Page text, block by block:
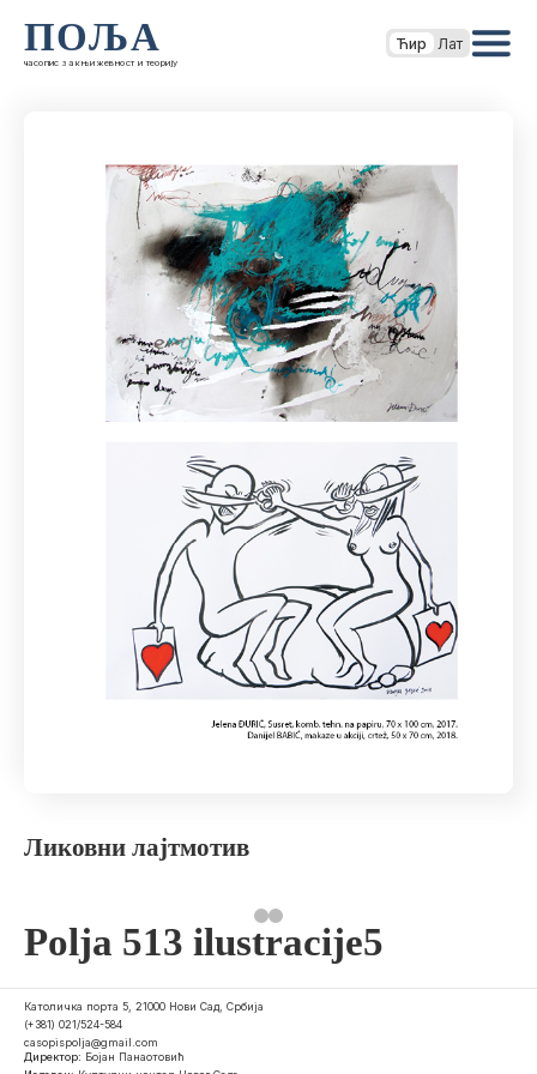
ПОЉА
часопис за књижевност и теорију
Ћир Лат
Ликовни лајтмотив
Polja 513 ilustracije5
Католичка порта 5, 21000 Нови Сад, Србија
(+381) 021/524-584
casopispolja@gmail.com
Директор: Бојан Панаотовић